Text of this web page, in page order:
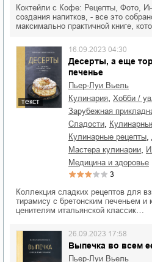
Коктейли с Кофе: Рецепты, Фото,
создания напитков, - все это
максимально практичной книге,
текст
Десерты, а еще
печенье
16.09.2023 04:30
Пьер-Луи Вьель
кулинария
хобби /
зарубежная
сладости
кулинарные рецепты
мастера кулинарии
медицина и здоровье
3
Коллекция сладких рецептов для
тирамису с бретонским печеньем и
ценителям итальянской классик…
Выпечка во всем
26.09.2023 17:58
Пьер-Луи Вьель